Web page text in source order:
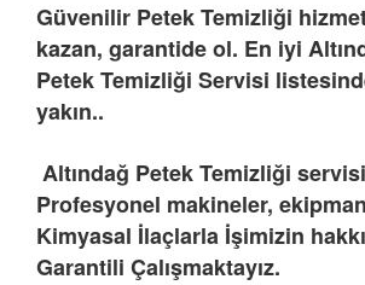
Güvenilir Petek Temizliği
kazan, garantide ol. En iyi
Petek Temizliği Servisi
yakın..
Altındağ Petek Temizliği
Profesyonel makineler,
Kimyasal İlaçlarla İşimizin
Garantili Çalışmaktayız.